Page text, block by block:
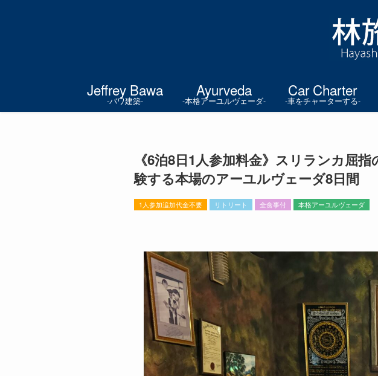
Jeffrey Bawa
-バワ建築-
Ayurveda
-本格アーユルヴェーダ-
Car Charter
-車をチャーターする-
《6泊8日1人参加料金》スリランカ屈
験する本場のアーユルヴェーダ8日間
1人参加追加代金不要 リトリート 全食事付 本格アーユルヴェーダ